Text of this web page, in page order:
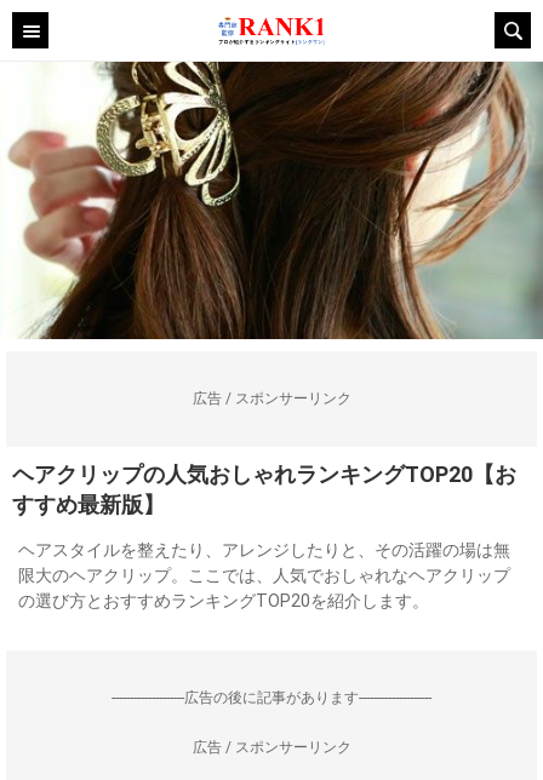
広告 / スポンサーリンク
ヘアクリップの人気おしゃれランキングTOP20【お
すすめ最新版】
ヘアスタイルを整えたり、アレンジしたりと、その活躍の場は無
限大のヘアクリップ。ここでは、人気でおしゃれなヘアクリップ
の選び方とおすすめランキングTOP20を紹介します。
--------------------広告の後に記事があります--------------------
広告 / スポンサーリンク